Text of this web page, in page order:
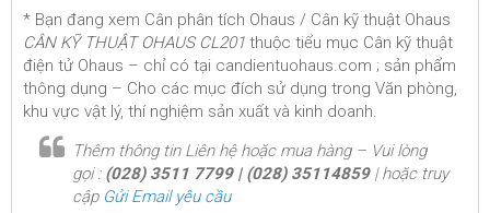
* Bạn đang xem Cân phân tích Ohaus / Cân kỹ thuật Ohaus
CÂN KỸ THUẬT OHAUS CL201 thuộc tiểu mục Cân kỹ thuật
điện tử Ohaus – chỉ có tại candientuohaus.com ; sản phẩm
thông dụng – Cho các mục đích sử dụng trong Văn phòng,
khu vực vật lý, thí nghiệm sản xuất và kinh doanh.
Thêm thông tin Liên hệ hoặc mua hàng – Vui lòng
gọi : (028) 3511 7799 | (028) 35114859| hoặc truy
cập Gửi Email yêu cầu